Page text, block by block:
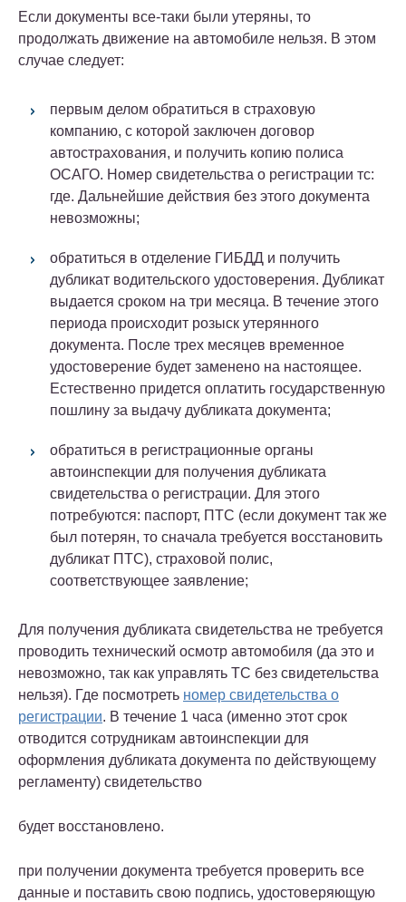
Если документы все-таки были утеряны, то
продолжать движение на автомобиле нельзя. В этом
случае следует:
первым делом обратиться в страховую
компанию, с которой заключен договор
автострахования, и получить копию полиса
ОСАГО. Номер свидетельства о регистрации тс:
где. Дальнейшие действия без этого документа
невозможны;
обратиться в отделение ГИБДД и получить
дубликат водительского удостоверения. Дубликат
выдается сроком на три месяца. В течение этого
периода происходит розыск утерянного
документа. После трех месяцев временное
удостоверение будет заменено на настоящее.
Естественно придется оплатить государственную
пошлину за выдачу дубликата документа;
обратиться в регистрационные органы
автоинспекции для получения дубликата
свидетельства о регистрации. Для этого
потребуются: паспорт, ПТС (если документ так же
был потерян, то сначала требуется восстановить
дубликат ПТС), страховой полис,
соответствующее заявление;
Для получения дубликата свидетельства не требуется
проводить технический осмотр автомобиля (да это и
невозможно, так как управлять ТС без свидетельства
нельзя). Где посмотреть номер свидетельства о
регистрации. В течение 1 часа (именно этот срок
отводится сотрудникам автоинспекции для
оформления дубликата документа по действующему
регламенту) свидетельство
будет восстановлено.
при получении документа требуется проверить все
данные и поставить свою подпись, удостоверяющую